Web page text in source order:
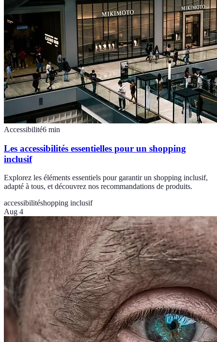
Accessibilité6 min
Les accessibilités essentielles pour un shopping
inclusif
Explorez les éléments essentiels pour garantir un shopping inclusif,
adapté à tous, et découvrez nos recommandations de produits.
accessibilitéshopping inclusif
Aug 4